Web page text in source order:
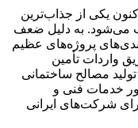
یکی از جذاب‌ترین
می‌شود. به دلیل ضعف
از ۸۰ درصد نیازمندی‌های پروژه‌های عظیم
واردات تأمین
مصالح ساختمانی
خدمات فنی و
شرکت‌های ایرانی